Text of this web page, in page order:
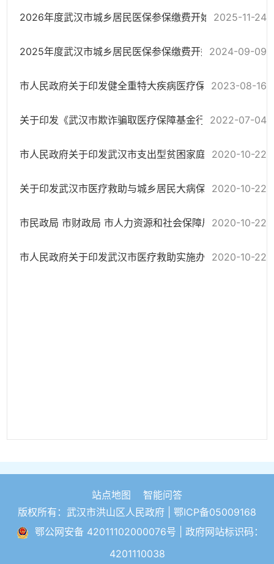
2026年度武汉市城乡居民医保参保缴费开始啦！2025-11-24
2025年度武汉市城乡居民医保参保缴费开始啦！2024-09-09
市人民政府关于印发健全重特大疾病医疗保险和救助制度工作的通知
2023-08-16
关于印发《武汉市欺诈骗取医疗保障基金行为举报奖励实施细则》的通知
2022-07-04
市人民政府关于印发武汉市支出型贫困家庭救助实施办法（试行）的通知（...
2020-10-22
关于印发武汉市医疗救助与城乡居民大病保险有效衔接实施方案的通知（武...
2020-10-22
市民政局 市财政局 市人力资源和社会保障局 市卫生计生委 市扶贫办关于...
2020-10-22
市人民政府关于印发武汉市医疗救助实施办法的通知(武政规[2016]32号）
2020-10-22
站点地图
智能问答
版权所有：武汉市洪山区人民政府 | 鄂ICP备05009168
鄂公网安备 42011102000076号 | 政府网站标识码：
4201110038